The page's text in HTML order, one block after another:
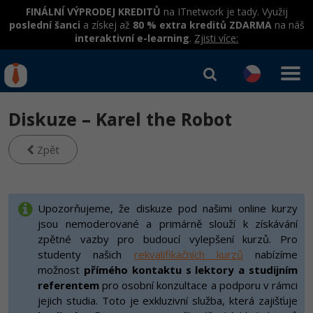
FINÁLNÍ VÝPRODEJ KREDITŮ na ITnetwork je tady. Využij
poslední šanci a získej až 80 % extra kreditů ZDARMAna náš
interaktivní e-learning. Zjisti více:
Rekvalifikace a kurzy
hrazené úřadem práce
Umělá inteligence v praxi
Datová analýza v praxi
Školení
Základy programování
Objektové programování - OOP
Umělá inteligence
Školení dle technologií
C# .NET
Java
IT e-learning
Kurzy IT profesí
Programátor WWW aplikací
Senior programátor
Front-end developer
Jak začít?
Java -80%
C#.NET -80%
Kurzy e-commerce
Testování softwaru
Datová analýza
Kurzy designu
HTML/CSS -80%
Příběhy absolventů
Kariéra
Pro firmy
Přihlásit se| Registrovat
Diskuze – Karel the Robot
Zpět
Upozorňujeme, že diskuze pod našimi online kurzy
jsou nemoderované a primárně slouží k získávání
zpětné vazby pro budoucí vylepšení kurzů. Pro
studenty našich rekvalifikačních kurzů nabízíme
možnost přímého kontaktu s lektory a studijním
referentem pro osobní konzultace a podporu v rámci
jejich studia. Toto je exkluzivní služba, která zajišťuje